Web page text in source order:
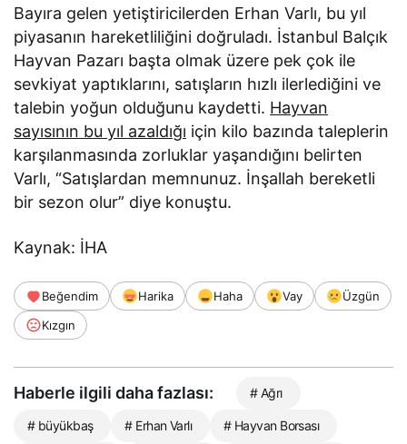
Bayıra gelen yetiştiricilerden Erhan Varlı, bu yıl
piyasanın hareketliliğini doğruladı. İstanbul Balçık
Hayvan Pazarı başta olmak üzere pek çok ile
sevkiyat yaptıklarını, satışların hızlı ilerlediğini ve
talebin yoğun olduğunu kaydetti. Hayvan
sayısının bu yıl azaldığı için kilo bazında taleplerin
karşılanmasında zorluklar yaşandığını belirten
Varlı, “Satışlardan memnunuz. İnşallah bereketli
bir sezon olur” diye konuştu.
Kaynak: İHA
Beğendim Harika Haha Vay
Üzgün
Kızgın
Haberle ilgili daha fazlası: # Ağrı
# büyükbaş # Erhan Varlı # Hayvan Borsası